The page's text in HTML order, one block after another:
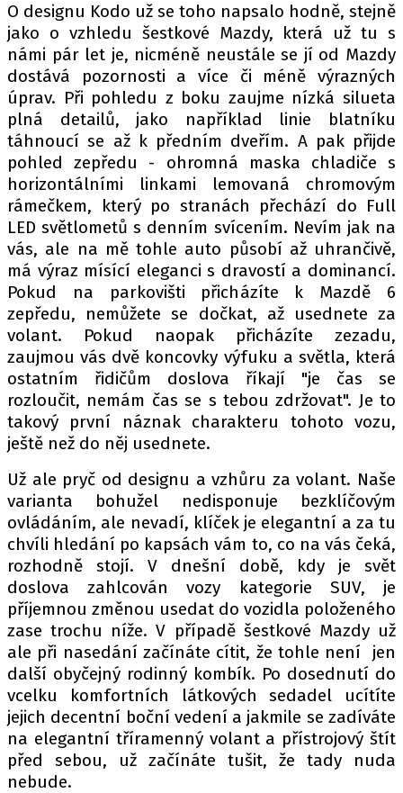
SLEDUJTE NÁS NA|
Máte příběh, fotku nebo video?
Pošlete e-mail na autoroad.cz
ETICKÝ KODEX
KONTAKT
VYDAVATEL
INZERCE
OSOBNÍ ÚDAJE / COOKIES
Provozovatelem serveru autoroad.cz je
INCORP MEDIA GROUP s.r.o., IČ: 118 23 054
O designu Kodo už se toho napsalo hodně, stejně
jako o vzhledu šestkové Mazdy, která už tu s
námi pár let je, nicméně neustále se jí od Mazdy
dostává pozornosti a více či méně výrazných
úprav. Při pohledu z boku zaujme nízká silueta
plná detailů, jako například linie blatníku
táhnoucí se až k předním dveřím. A pak přijde
pohled zepředu - ohromná maska chladiče s
horizontálními linkami lemovaná chromovým
rámečkem, který po stranách přechází do Full
LED světlometů s denním svícením. Nevím jak na
vás, ale na mě tohle auto působí až uhrančivě,
má výraz mísící eleganci s dravostí a dominancí.
Pokud na parkovišti přicházíte k Mazdě 6
zepředu, nemůžete se dočkat, až usednete za
volant. Pokud naopak přicházíte zezadu,
zaujmou vás dvě koncovky výfuku a světla, která
ostatním řidičům doslova říkají "je čas se
rozloučit, nemám čas se s tebou zdržovat". Je to
takový první náznak charakteru tohoto vozu,
ještě než do něj usednete.
Už ale pryč od designu a vzhůru za volant. Naše
varianta bohužel nedisponuje bezklíčovým
ovládáním, ale nevadí, klíček je elegantní a za tu
chvíli hledání po kapsách vám to, co na vás čeká,
rozhodně stojí. V dnešní době, kdy je svět
doslova zahlcován vozy kategorie SUV, je
příjemnou změnou usedat do vozidla položeného
zase trochu níže. V případě šestkové Mazdy už
ale při nasedání začínáte cítit, že tohle není jen
další obyčejný rodinný kombík. Po dosednutí do
vcelku komfortních látkových sedadel ucítíte
jejich decentní boční vedení a jakmile se zadíváte
na elegantní tříramenný volant a přístrojový štít
před sebou, už začínáte tušit, že tady nuda
nebude.